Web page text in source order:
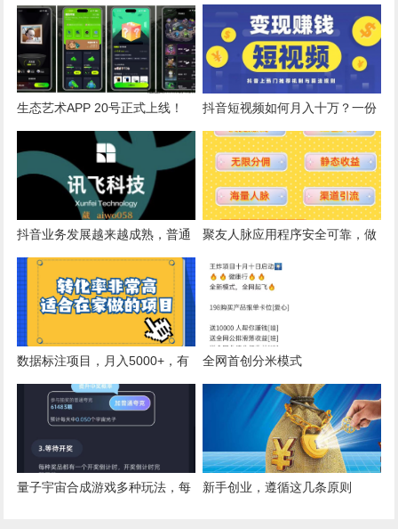
生态艺术APP 20号正式上线！
全新卷轴模式，APP内各种应用
NFT+竞拍+拼团+游戏，绝对的
好项目 全网首发 实力对接
抖音短视频如何月入十万？一份
详细攻略来了！
抖音业务发展越来越成熟，普通
人不靠抖音黑科技工具还有出路
吗？
聚友人脉应用程序安全可靠，做
广告引流、兼职创业、首选聚友
人脉
数据标注项目，月入5000+，有
手就能做，100%可落地
全网首创分米模式
量子宇宙合成游戏多种玩法，每
新手创业，遵循这几条原则